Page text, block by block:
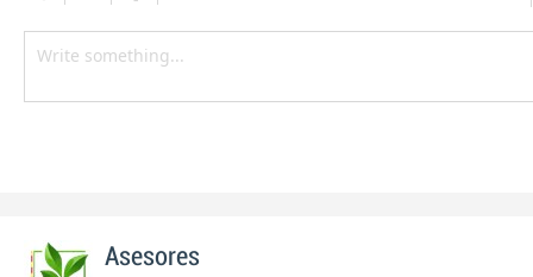
Asesores